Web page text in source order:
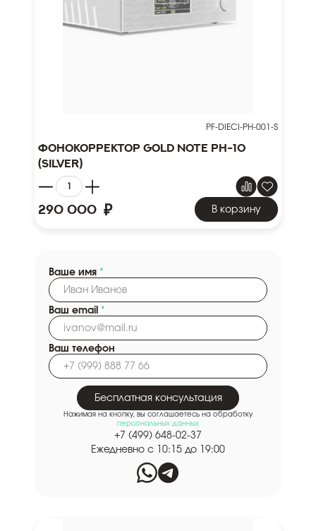
PF-DIECI-PH-001-S
Фонокорректор Gold Note PH-10
(silver)
290 000 ₽ В корзину
Ваше имя *
Ваш email *
Ваш телефон
Бесплатная консультация
Нажимая на кнопку, вы соглашаетесь на обработку
персональных данных
+7 (499) 648-02-37
Ежедневно с 10:15 до 19:00